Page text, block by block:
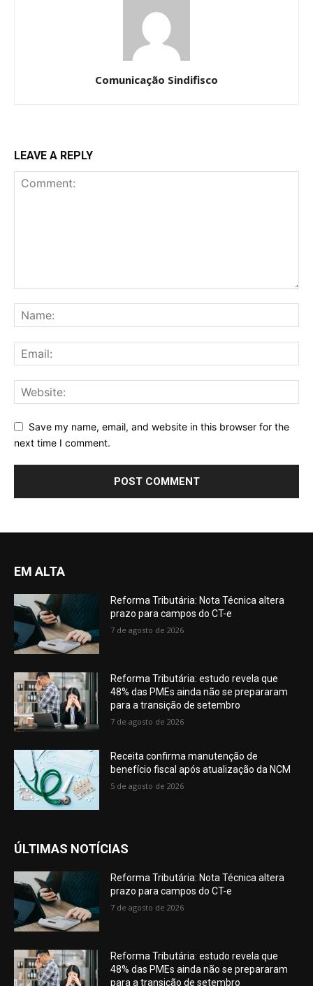
Comunicação Sindifisco
LEAVE A REPLY
Save my name, email, and website in this browser for the
next time I comment.
EM ALTA
Reforma Tributária: Nota Técnica altera
prazo para campos do CT-e
7 de agosto de 2026
Reforma Tributária: estudo revela que
48% das PMEs ainda não se prepararam
para a transição de setembro
7 de agosto de 2026
Receita confirma manutenção de
benefício fiscal após atualização da NCM
5 de agosto de 2026
ÚLTIMAS NOTÍCIAS
Reforma Tributária: Nota Técnica altera
prazo para campos do CT-e
7 de agosto de 2026
Reforma Tributária: estudo revela que
48% das PMEs ainda não se prepararam
para a transição de setembro